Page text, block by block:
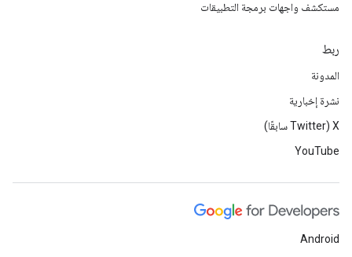
مستكشف واجهات برمجة التطبيقات
ربط
المدونة
نشرة إخبارية
‫X ‏(Twitter سابقًا)
YouTube
Android